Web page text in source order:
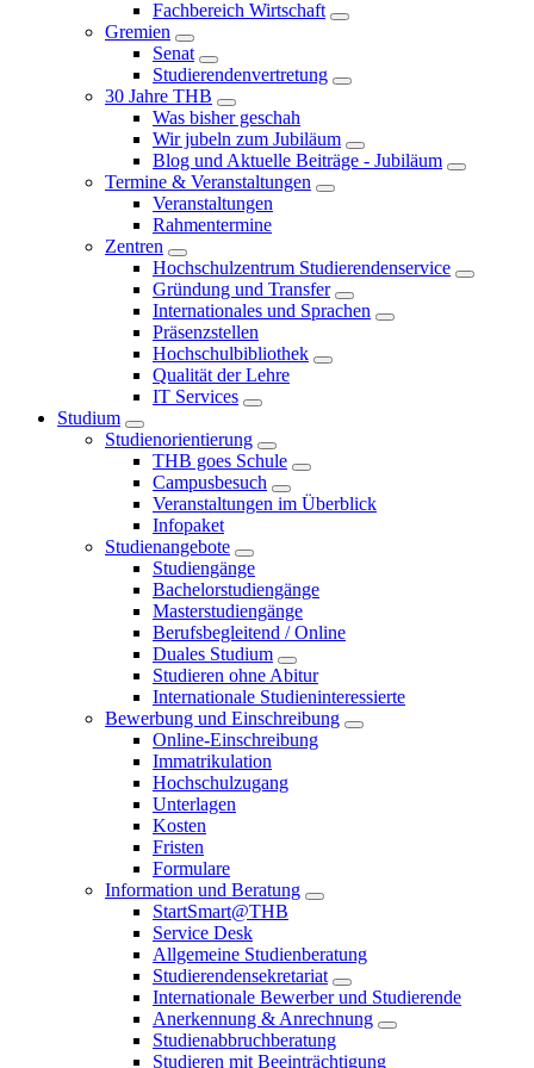
Fachbereich Wirtschaft
Gremien
Senat
Studierendenvertretung
30 Jahre THB
Was bisher geschah
Wir jubeln zum Jubiläum
Blog und Aktuelle Beiträge - Jubiläum
Termine & Veranstaltungen
Veranstaltungen
Rahmentermine
Zentren
Hochschulzentrum Studierendenservice
Gründung und Transfer
Internationales und Sprachen
Präsenzstellen
Hochschulbibliothek
Qualität der Lehre
IT Services
Studium
Studienorientierung
THB goes Schule
Campusbesuch
Veranstaltungen im Überblick
Infopaket
Studienangebote
Studiengänge
Bachelorstudiengänge
Masterstudiengänge
Berufsbegleitend / Online
Duales Studium
Studieren ohne Abitur
Internationale Studieninteressierte
Bewerbung und Einschreibung
Online-Einschreibung
Immatrikulation
Hochschulzugang
Unterlagen
Kosten
Fristen
Formulare
Information und Beratung
StartSmart@THB
Service Desk
Allgemeine Studienberatung
Studierendensekretariat
Internationale Bewerber und Studierende
Anerkennung & Anrechnung
Studienabbruchberatung
Studieren mit Beeinträchtigung